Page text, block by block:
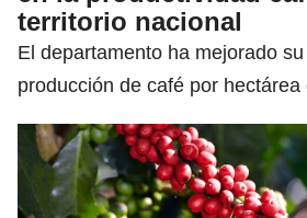
territorio nacional
El departamento ha mejorado
producción de café por hectárea